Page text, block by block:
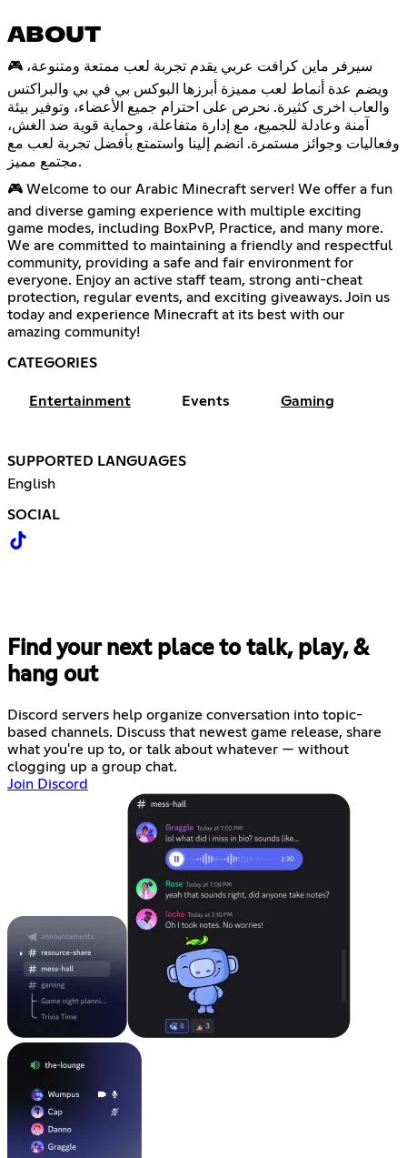
ABOUT
🎮 سيرفر ماين كرافت عربي يقدم تجربة لعب ممتعة ومتنوعة،
ويضم عدة أنماط لعب مميزة أبرزها البوكس بي في بي والبراكتس
والعاب اخرى كثيرة. نحرص على احترام جميع الأعضاء، وتوفير بيئة
آمنة وعادلة للجميع، مع إدارة متفاعلة، وحماية قوية ضد الغش،
وفعاليات وجوائز مستمرة. انضم إلينا واستمتع بأفضل تجربة لعب مع
مجتمع مميز.
🎮 Welcome to our Arabic Minecraft server! We offer a fun
and diverse gaming experience with multiple exciting
game modes, including BoxPvP, Practice, and many more.
We are committed to maintaining a friendly and respectful
community, providing a safe and fair environment for
everyone. Enjoy an active staff team, strong anti-cheat
protection, regular events, and exciting giveaways. Join us
today and experience Minecraft at its best with our
amazing community!
CATEGORIES
Entertainment Events Gaming
SUPPORTED LANGUAGES
English
SOCIAL
Find your next place to talk, play, &
hang out
Discord servers help organize conversation into topic-
based channels. Discuss that newest game release, share
what you're up to, or talk about whatever — without
clogging up a group chat.
Join Discord